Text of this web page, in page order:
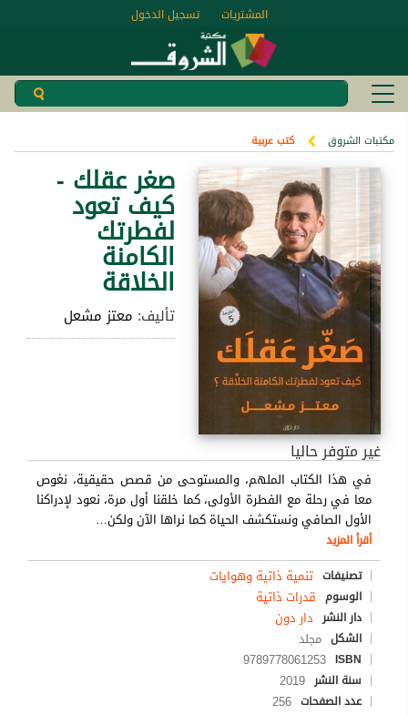
تسجيل الدخول المشتريات
مكتبات الشروق كتب عربية
صغر عقلك -
كيف تعود
لفطرتك
الكامنة
الخلاقة
تأليف: معتز مشعل
غير متوفر حاليا
في هذا الكتاب الملهم، والمستوحى من قصص حقيقية، نغوص
معا في رحلة مع الفطرة الأولى، كما خلقنا أول مرة، نعود لإدراكنا
الأول الصافي ونستكشف الحياة كما نراها الآن ولكن…
أقرأ المزيد
تصنيفات تنمية ذاتية وهوايات
الوسوم قدرات ذاتية
دار النشر دار دون
الشكل مجلد
ISBN
9789778061253
سنة النشر 2019
عدد الصفحات 256